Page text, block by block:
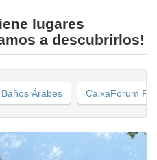
lugares
a descubrirlos!
Baños Árabes CaixaForum